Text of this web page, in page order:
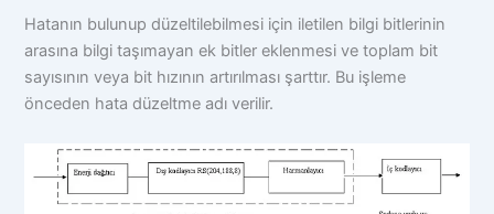
Hatanın bulunup düzeltilebilmesi için iletilen bilgi bitlerinin
arasına bilgi taşımayan ek bitler eklenmesi ve toplam bit
sayısının veya bit hızının artırılması şarttır. Bu işleme
önceden hata düzeltme adı verilir.